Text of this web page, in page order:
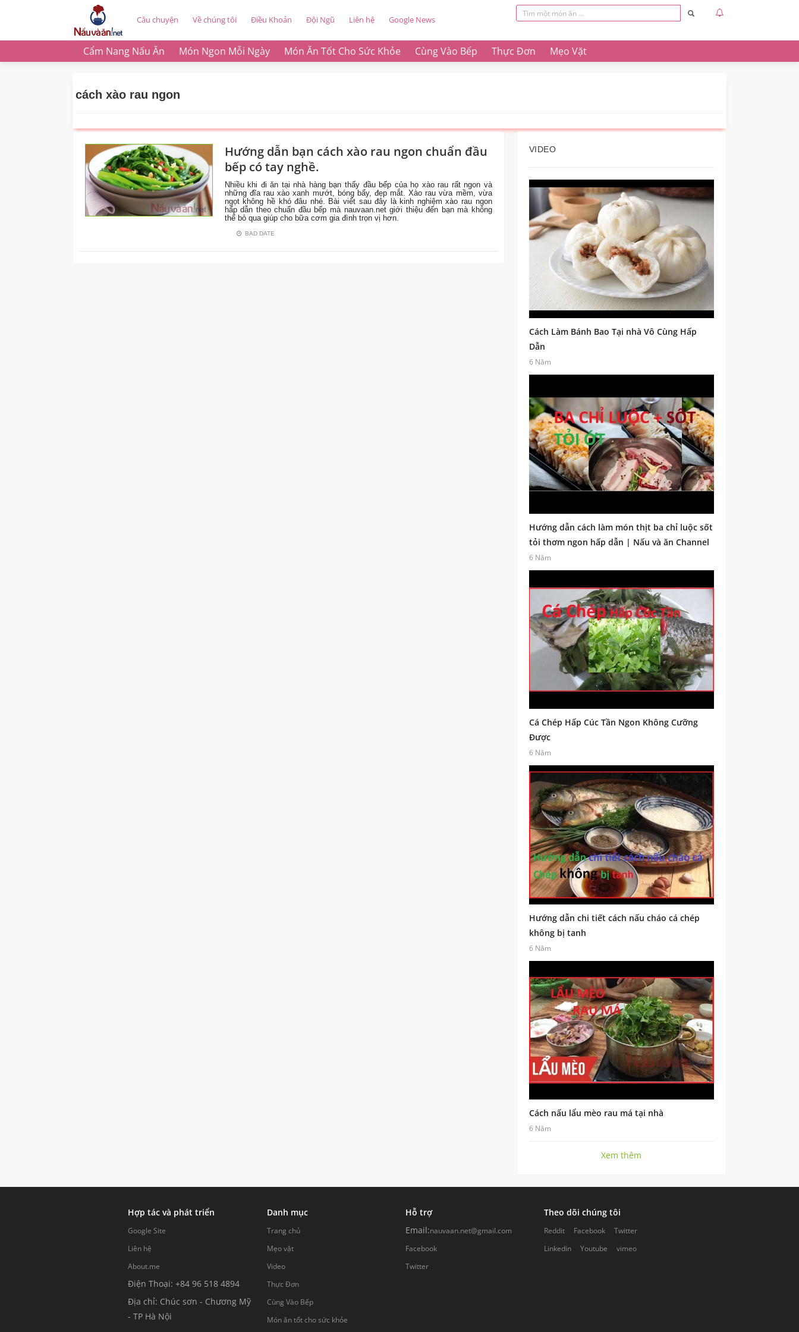
Câu chuyện Về chúng tôi Điều Khoản Đội Ngũ Liên hệ Google News
Cẩm Nang Nấu Ăn Món Ngon Mỗi Ngày Món Ăn Tốt Cho Sức Khỏe Cùng Vào Bếp Thực Đơn Mẹo Vặt
cách xào rau ngon
CẨM
NANG
ĂN
Hướng dẫn bạn cách xào rau ngon chuẩn đầu
bếp có tay nghề.
Nhiều khi đi ăn tại nhà hàng bạn thấy đầu bếp của họ xào rau rất ngon và
những đĩa rau xào xanh mướt, bóng bẩy, đẹp mắt. Xào rau vừa mềm, vừa
ngọt không hề khó đâu nhé. Bài viết sau đây là kinh nghiệm xào rau ngon
hấp dẫn theo chuẩn đầu bếp mà nauvaan.net giới thiệu đến bạn mà không
thể bỏ qua giúp cho bữa cơm gia đình trọn vị hơn.
BAD DATE
VIDEO
Cách Làm Bánh Bao Tại nhà Vô Cùng Hấp
Dẫn
6 Năm
Hướng dẫn cách làm món thịt ba chỉ luộc sốt
tỏi thơm ngon hấp dẫn | Nấu và ăn Channel
6 Năm
Cá Chép Hấp Cúc Tần Ngon Không Cưỡng
Được
6 Năm
Hướng dẫn chi tiết cách nấu cháo cá chép
không bị tanh
6 Năm
Cách nấu lẩu mèo rau má tại nhà
6 Năm
Xem thêm
Hợp tác và phát triển
Google Site
Liên hệ
About.me
Điện Thoại: +84 96 518 4894
Địa chỉ: Chúc sơn - Chương Mỹ
- TP Hà Nội
Danh mục
Trang chủ
Mẹo vặt
Video
Thực Đơn
Cùng Vào Bếp
Món ăn tốt cho sức khỏe
Hỗ trợ
Email:nauvaan.net@gmail.com
Facebook
Twitter
Theo dõi chúng tôi
Reddit Facebook
Twitter
Linkedin
Youtube vimeo